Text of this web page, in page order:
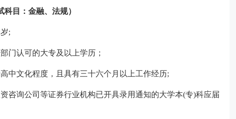
目：金融、法规）
;
门认可的大专及以上学历；
中文化程度，且具有三十六个月以上工作经历;
咨询公司等证券行业机构已开具录用通知的大学本(专)科应届